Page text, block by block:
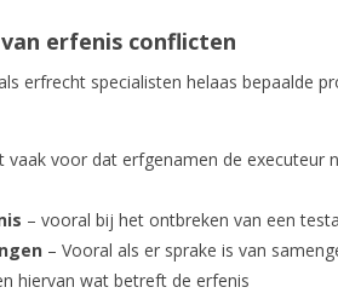
erfenis conflicten
erfrecht specialisten helaas bepaalde
vaak voor dat erfgenamen de executeur
– vooral bij het ontbreken van een
– Vooral als er sprake is van
hiervan wat betreft de erfenis